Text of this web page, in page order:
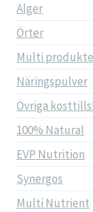
Alger
Örter
Multi
Näringspulver
Övriga
100% Natural
EVP Nutrition
Synergos
Multi Nutrient